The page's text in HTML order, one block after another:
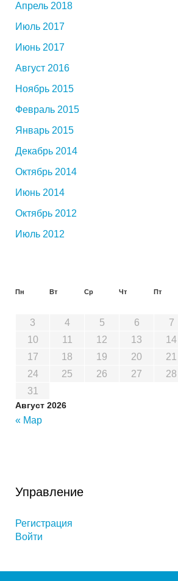
Апрель 2018
Июль 2017
Июнь 2017
Август 2016
Ноябрь 2015
Февраль 2015
Январь 2015
Декабрь 2014
Октябрь 2014
Июнь 2014
Октябрь 2012
Июль 2012
Август 2026
Пн Вт Ср Чт Пт
3
4 5 6 7
10
11 12 13 14
17
18 19 20 21
24
25 26 27 28
31
« Мар
Управление
Регистрация
Войти